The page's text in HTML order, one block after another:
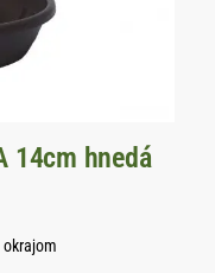
14cm hnedá